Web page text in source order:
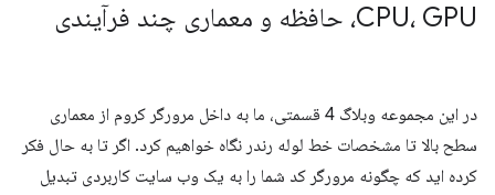
CPU، GPU، حافظه و معماری چند فرآیندی
در این مجموعه وبلاگ 4 قسمتی، ما به داخل مرورگر کروم از معماری
سطح بالا تا مشخصات خط لوله رندر نگاه خواهیم کرد. اگر تا به حال فکر
کرده اید که چگونه مرورگر کد شما را به یک وب سایت کاربردی تبدیل